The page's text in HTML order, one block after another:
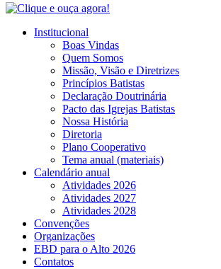
Institucional
Boas Vindas
Quem Somos
Missão, Visão e Diretrizes
Princípios Batistas
Declaração Doutrinária
Pacto das Igrejas Batistas
Nossa História
Diretoria
Plano Cooperativo
Tema anual (materiais)
Calendário anual
Atividades 2026
Atividades 2027
Atividades 2028
Convenções
Organizações
EBD para o Alto 2026
Contatos